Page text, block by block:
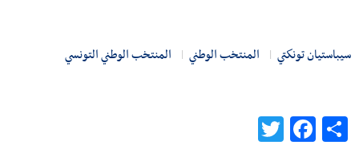
سيباستيان تونكتي المنتخب الوطني المنتخب الوطني التونسي
Share
Facebook